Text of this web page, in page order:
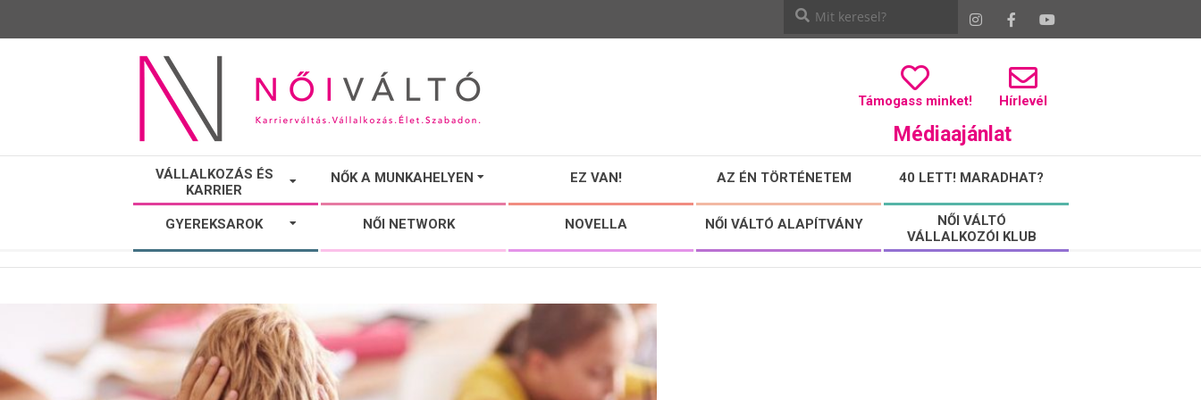
NŐI
VÁLTÓ
Támogass minket! Hírlevél
Médiaajánlat
VÁLLALKOZÁS ÉS
KARRIER
NŐK A MUNKAHELYEN EZ VAN! AZ ÉN TÖRTÉNETEM 40 LETT! MARADHAT?
GYEREKSAROK NŐI NETWORK NOVELLA NŐI VÁLTÓ ALAPÍTVÁNY
NŐI VÁLTÓ
VÁLLALKOZÓI KLUB